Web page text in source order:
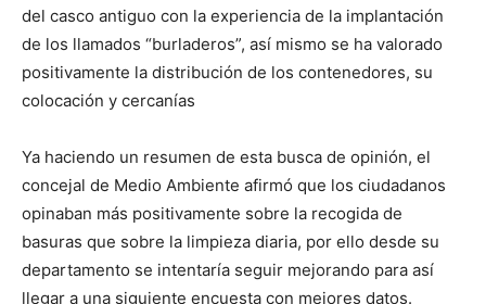
del casco antiguo con la experiencia de la implantación
de los llamados “burladeros”, así mismo se ha valorado
positivamente la distribución de los contenedores, su
colocación y cercanías
Ya haciendo un resumen de esta busca de opinión, el
concejal de Medio Ambiente afirmó que los ciudadanos
opinaban más positivamente sobre la recogida de
basuras que sobre la limpieza diaria, por ello desde su
departamento se intentaría seguir mejorando para así
llegar a una siguiente encuesta con mejores datos.